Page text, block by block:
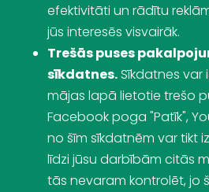
efektivitāti un rādītu
jūs interesēs visvairāk.
Trešās puses
sīkdatnes.Sīkdatnes var
mājas lapā lietotie trešo
Facebook poga "Patīk",
no šīm sīkdatnēm var tikt
līdzi jūsu darbībām citās
tās nevaram kontrolēt, jo